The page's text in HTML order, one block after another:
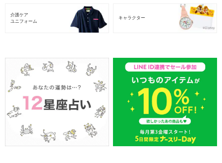
介護ケア
ユニフォーム
キャラクター